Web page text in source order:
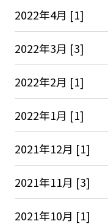
2022年4月 [1]
2022年3月 [3]
2022年2月 [1]
2022年1月 [1]
2021年12月 [1]
2021年11月 [3]
2021年10月 [1]